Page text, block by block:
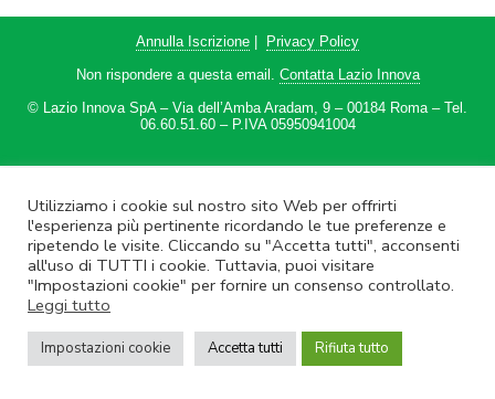
Utilizziamo i cookie sul nostro sito Web per offrirti
l'esperienza più pertinente ricordando le tue preferenze e
ripetendo le visite. Cliccando su "Accetta tutti", acconsenti
all'uso di TUTTI i cookie. Tuttavia, puoi visitare
"Impostazioni cookie" per fornire un consenso controllato.
Leggi tutto
Impostazioni cookie Accetta tutti Rifiuta tutto
Annulla Iscrizione
Privacy Policy
Non rispondere a questa email. Contatta Lazio Innova
© Lazio Innova SpA – Via dell’Amba Aradam, 9 – 00184 Roma – Tel.
06.60.51.60 – P.IVA 05950941004